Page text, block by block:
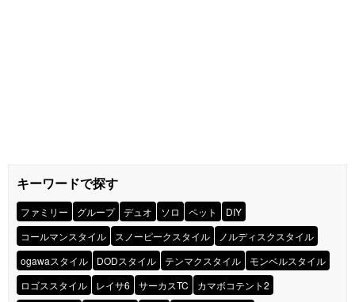
キーワードで探す
ファミリー グループ デュオ ソロ ペット
DIY
コールマンスタイル
スノーピークスタイル
ノルディスクスタイル
ogawaスタイル
DODスタイル テンマクスタイル
モンベルスタイル
ロゴススタイル
レイサ6 サーカスTC
カマボコテント2